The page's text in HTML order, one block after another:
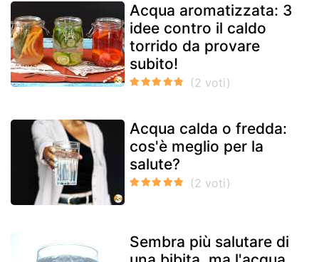
Acqua aromatizzata: 3
idee contro il caldo
torrido da provare
subito!
Acqua calda o fredda:
cos'è meglio per la
salute?
Sembra più salutare di